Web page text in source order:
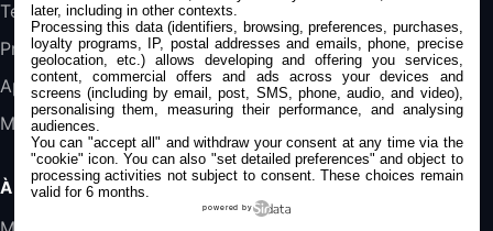
Tests
Promos
Apple
Mac
À PROPOS
later, including in other contexts.
Processing this data (identifiers, browsing, preferences, purchases,
loyalty programs, IP, postal addresses and emails, phone, precise
geolocation, etc.) allows developing and offering you services,
content, commercial offers and ads across your devices and
screens (including by email, post, SMS, phone, audio, and video),
personalising them, measuring their performance, and analysing
audiences.
You can "accept all" and withdraw your consent at any time via the
"cookie" icon. You can also "set detailed preferences" and object to
processing activities not subject to consent. These choices remain
valid for 6 months.
powered by